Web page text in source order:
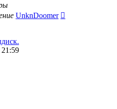
UnknDoomer